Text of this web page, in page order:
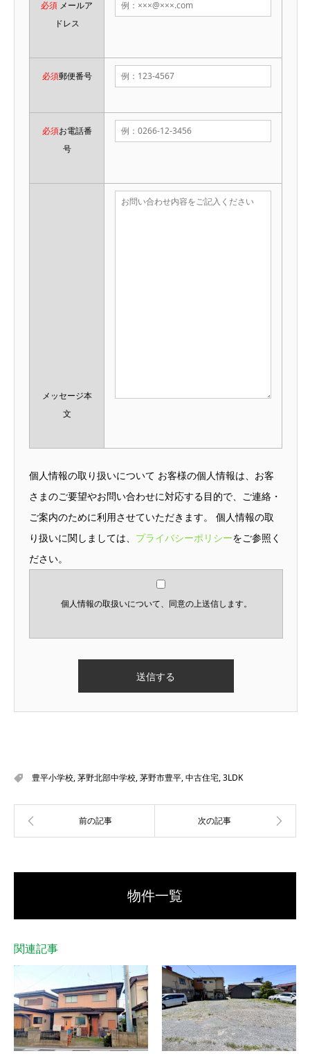
必須 メールア
ドレス
必須郵便番号
必須お電話番
号
メッセージ本
文
個人情報の取り扱いについて お客様の個人情報は、お客
さまのご要望やお問い合わせに対応する目的で、ご連絡・
ご案内のために利用させていただきます。 個人情報の取
り扱いに関しましては、 プライバシーポリシーをご参照く
ださい。
個人情報の取扱いについて、同意の上送信します。
豊平小学校,茅野北部中学校,茅野市豊平,中古住宅,3LDK
物件一覧
関連記事